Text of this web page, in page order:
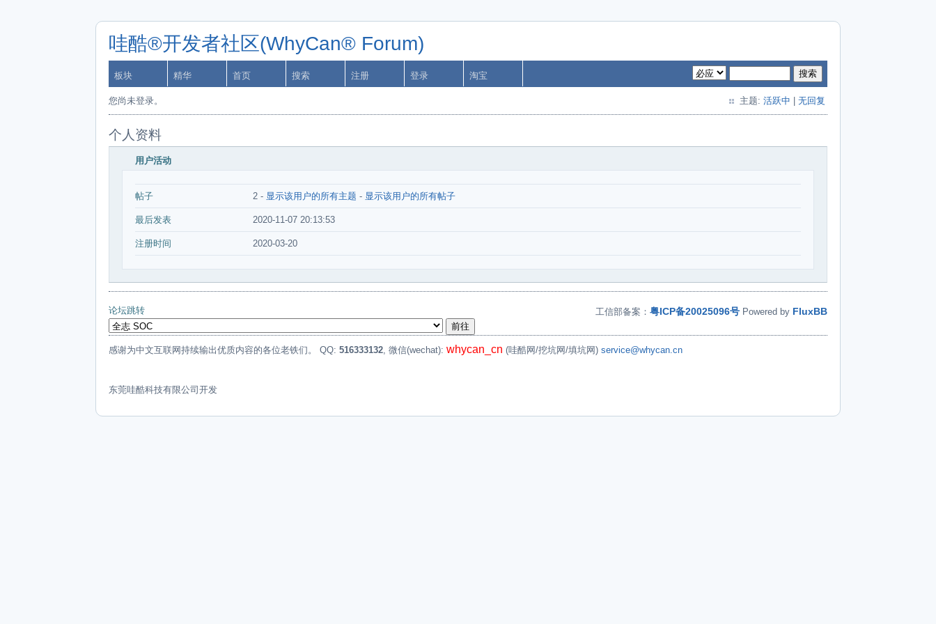
哇酷®开发者社区(WhyCan® Forum)
板块 精华 首页 搜索 注册 登录 淘宝 搜索
您尚未登录。 主题: 活跃中 无回复
个人资料
用户活动
帖子 2 - 显示该用户的所有主题 - 显示该用户的所有帖子
最后发表 2020-11-07 20:13:53
注册时间 2020-03-20
论坛跳转 工信部备案： 粤ICP备20025096号 Powered by FluxBB
感谢为中文互联网持续输出优质内容的各位老铁们。 QQ: 516333132, 微信(wechat): whycan_cn (哇酷网/挖坑网/填坑网) service@whycan.cn
东莞哇酷科技有限公司开发